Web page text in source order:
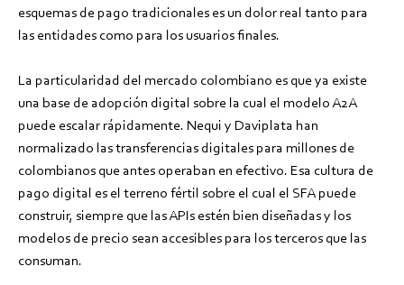
esquemas de pago tradicionales es un dolor real tanto para
las entidades como para los usuarios finales.
La particularidad del mercado colombiano es que ya existe
una base de adopción digital sobre la cual el modelo A2A
puede escalar rápidamente. Nequi y Daviplata han
normalizado las transferencias digitales para millones de
colombianos que antes operaban en efectivo. Esa cultura de
pago digital es el terreno fértil sobre el cual el SFA puede
construir, siempre que las APIs estén bien diseñadas y los
modelos de precio sean accesibles para los terceros que las
consuman.